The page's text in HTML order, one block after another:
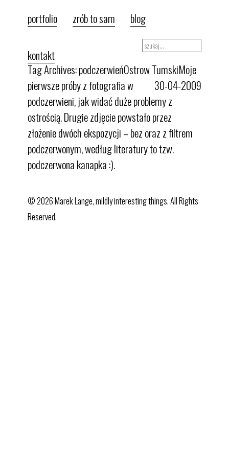
portfolio zrób to sam blog
kontakt
Tag Archives: podczerwieńOstrow Tumski
30-04-2009
Moje
pierwsze próby z fotografia w
podczerwieni, jak widać duże problemy z
ostrością. Drugie zdjęcie powstało przez
złożenie dwóch ekspozycji – bez oraz z filtrem
podczerwonym, według literatury to tzw.
podczerwona kanapka :).
© 2026 Marek Lange, mildly interesting things. All Rights
Reserved.